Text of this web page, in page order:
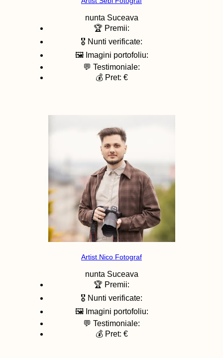
nunta Suceava
🏆 Premii:
🎖️ Nunti verificate:
🖼️ Imagini portofoliu:
💬 Testimoniale:
💰 Pret: €
Artist Nico Fotograf
nunta Suceava
🏆 Premii:
🎖️ Nunti verificate:
🖼️ Imagini portofoliu:
💬 Testimoniale:
💰 Pret: €